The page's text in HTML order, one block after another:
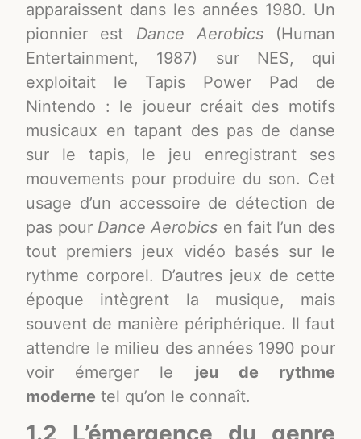
apparaissent dans les années 1980. Un
pionnier est Dance Aerobics(Human
Entertainment, 1987) sur NES, qui
exploitait le Tapis Power Pad de
Nintendo : le joueur créait des motifs
musicaux en tapant des pas de danse
sur le tapis, le jeu enregistrant ses
mouvements pour produire du son. Cet
usage d’un accessoire de détection de
pas pour Dance Aerobics en fait l’un des
tout premiers jeux vidéo basés sur le
rythme corporel. D’autres jeux de cette
époque intègrent la musique, mais
souvent de manière périphérique. Il faut
attendre le milieu des années 1990 pour
voir émerger le jeu de rythme
moderne tel qu’on le connaît.
1.2 L’émergence du genre